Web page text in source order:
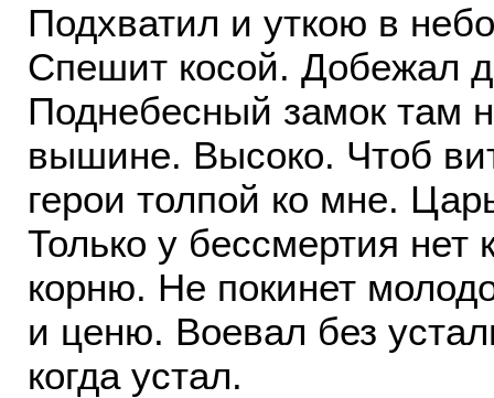
Подхватил и уткою в
Спешит косой. Добежал
Поднебесный замок там
вышине. Высоко. Чтоб
герои толпой ко мне.
Только у бессмертия нет
корню. Не покинет
и ценю. Воевал без
когда устал.